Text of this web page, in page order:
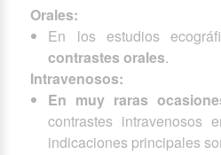
Orales:
En los estudios
contrastes orales.
Intravenosos:
En muy raras
contrastes intravenosos
indicaciones principales